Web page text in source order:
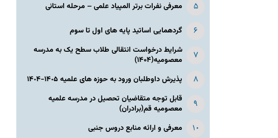
معرفی نفرات برتر المپیاد علمی – مرحله استانی
گردهمایی اساتید پایه های اول تا سوم
شرایط درخواست انتقالی طلاب سطح یک به مدرسه
معصومیه(۱۴۰۴)
پذیرش داوطلبان ورود به حوزه های علمیه ١۴٠۵-١۴٠۴
قابل توجه متقاضیان تحصیل در مدرسه علمیه
معصومیه قم(برادران)
معرفی و ارائه منابع دروس جنبی